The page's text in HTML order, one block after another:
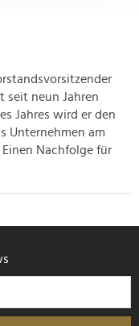
Anzeigen zu
Website zu
zu Ihrer
Partner für
weiter. Unsere
mit
seit neun Jahren
Jahres wird er den
Unternehmen am
Nachfolge für